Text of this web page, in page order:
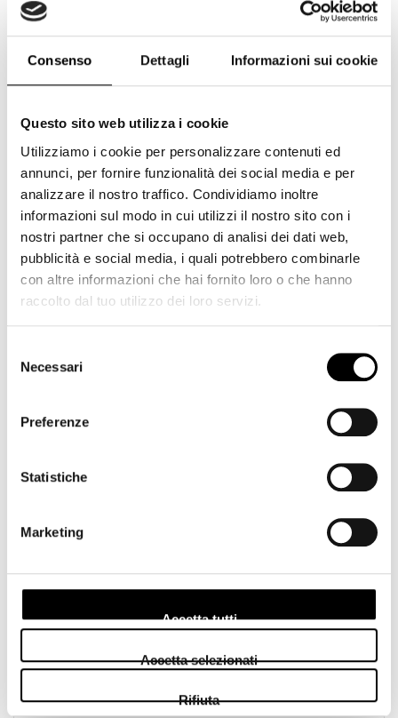
Consenso Dettagli Informazioni sui cookie
Questo sito web utilizza i cookie
Utilizziamo i cookie per personalizzare contenuti ed
annunci, per fornire funzionalità dei social media e per
analizzare il nostro traffico. Condividiamo inoltre
informazioni sul modo in cui utilizzi il nostro sito con i
nostri partner che si occupano di analisi dei dati web,
pubblicità e social media, i quali potrebbero combinarle
con altre informazioni che hai fornito loro o che hanno
raccolto dal tuo utilizzo dei loro servizi.
delNecessari
Preferenze
Statistiche
Marketing
Accetta tutti
Accetta selezionati
Rifiuta
Corsair
(7)
Cullmann
(1)
Dorr
Duracell
Elgato
Energizer
(5)
Epson
(5)
Eyecam
(8)
Feiyutech
Fujifilm
(220)
Gepe
(2)
GoPro
(1)
(7)
(11)
Hoya
(20)
Joby
(6)
Jupio
(28)